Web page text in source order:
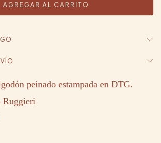
peinado estampada en DTG.
Ruggieri